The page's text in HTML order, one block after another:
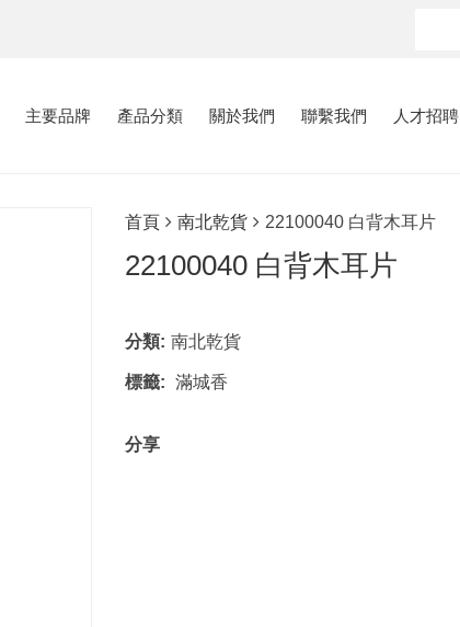
主要品牌 產品分類 關於我們 聯繫我們 人才招聘
首頁 南北乾貨 22100040 白背木耳片
22100040 白背木耳片
分類: 南北乾貨
標籤: 滿城香
分享